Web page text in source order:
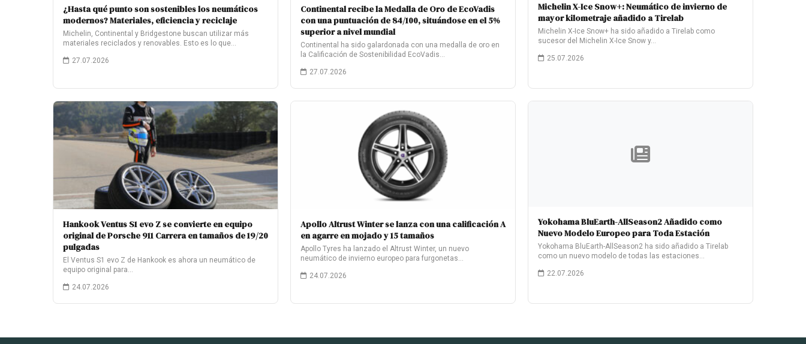
¿Hasta qué punto son sostenibles los neumáticos
modernos? Materiales, eficiencia y reciclaje
Michelin, Continental y Bridgestone buscan utilizar más
materiales reciclados y renovables. Esto es lo que…
27.07.2026
Continental recibe la Medalla de Oro de EcoVadis
con una puntuación de 84/100, situándose en el 5%
superior a nivel mundial
Continental ha sido galardonada con una medalla de oro en
la Calificación de Sostenibilidad EcoVadis…
27.07.2026
Michelin X-Ice Snow+: Neumático de invierno de
mayor kilometraje añadido a Tirelab
Michelin X-Ice Snow+ ha sido añadido a Tirelab como
sucesor del Michelin X-Ice Snow y…
25.07.2026
Hankook Ventus S1 evo Z se convierte en equipo
original de Porsche 911 Carrera en tamaños de 19/20
pulgadas
El Ventus S1 evo Z de Hankook es ahora un neumático de
equipo original para…
24.07.2026
Apollo Altrust Winter se lanza con una calificación A
en agarre en mojado y 15 tamaños
Apollo Tyres ha lanzado el Altrust Winter, un nuevo
neumático de invierno europeo para furgonetas…
24.07.2026
Yokohama BluEarth-AllSeason2 Añadido como
Nuevo Modelo Europeo para Toda Estación
Yokohama BluEarth-AllSeason2 ha sido añadido a Tirelab
como un nuevo modelo de todas las estaciones…
22.07.2026